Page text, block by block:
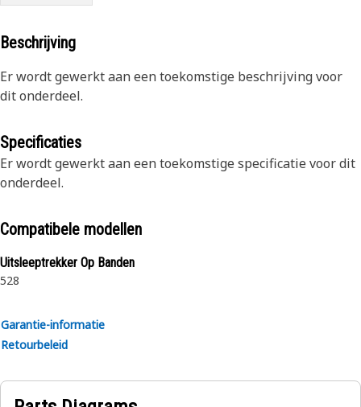
Beschrijving
Er wordt gewerkt aan een toekomstige beschrijving voor
dit onderdeel.
Specificaties
Er wordt gewerkt aan een toekomstige specificatie voor dit
onderdeel.
Compatibele modellen
Uitsleeptrekker Op Banden
528
Garantie-informatie
Retourbeleid